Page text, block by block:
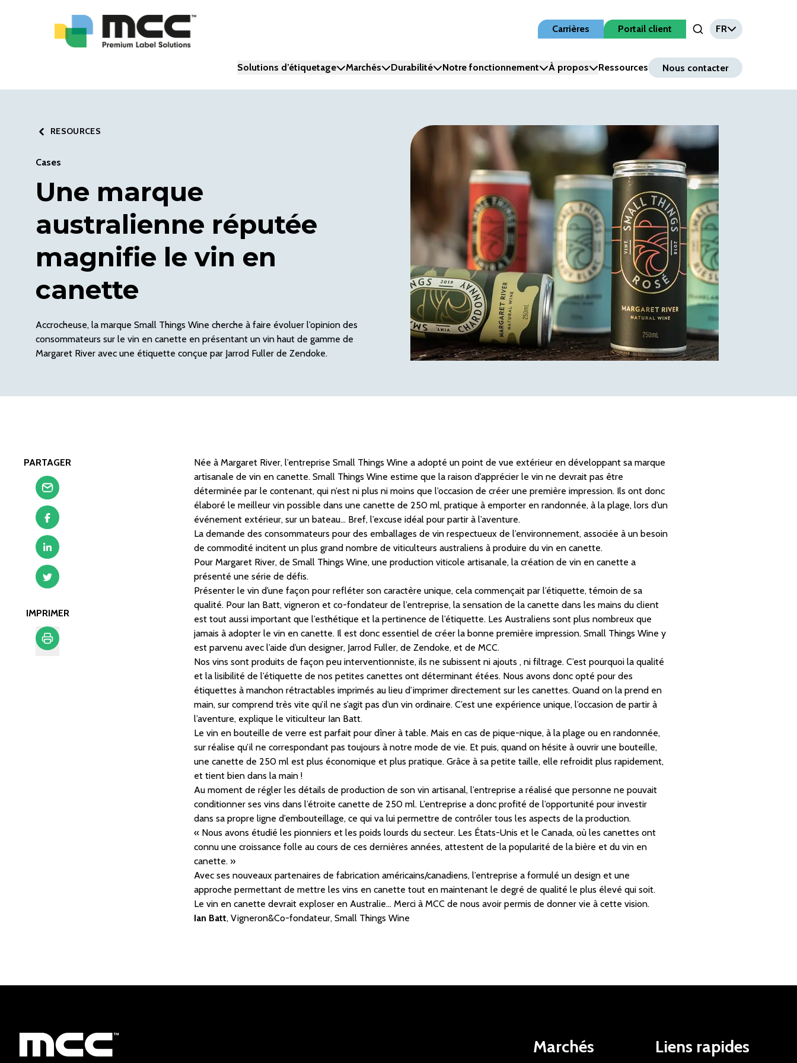
Carrières
Portail client
Open Search Input
FR
Solutions d’étiquetage Marchés Durabilité Notre fonctionnement À propos Ressources Nous contacter
RESOURCES
Cases
Une marque
australienne réputée
magnifie le vin en
canette
Accrocheuse, la marque Small Things Wine cherche à faire évoluer l’opinion des
consommateurs sur le vin en canette en présentant un vin haut de gamme de
Margaret River avec une étiquette conçue par Jarrod Fuller de Zendoke.
PARTAGER
IMPRIMER
Née à Margaret River, l’entreprise Small Things Wine a adopté un point de vue extérieur en développant sa marque
artisanale de vin en canette. Small Things Wine estime que la raison d’apprécier le vin ne devrait pas être
déterminée par le contenant, qui n’est ni plus ni moins que l’occasion de créer une première impression. Ils ont donc
élaboré le meilleur vin possible dans une canette de 250 ml, pratique à emporter en randonnée, à la plage, lors d’un
événement extérieur, sur un bateau… Bref, l’excuse idéal pour partir à l’aventure.
La demande des consommateurs pour des emballages de vin respectueux de l’environnement, associée à un besoin
de commodité incitent un plus grand nombre de viticulteurs australiens à produire du vin en canette.
Pour Margaret River, de Small Things Wine, une production viticole artisanale, la création de vin en canette a
présenté une série de défis.
Présenter le vin d’une façon pour refléter son caractère unique, cela commençait par l’étiquette, témoin de sa
qualité. Pour Ian Batt, vigneron et co-fondateur de l’entreprise, la sensation de la canette dans les mains du client
est tout aussi important que l’esthétique et la pertinence de l’étiquette. Les Australiens sont plus nombreux que
jamais à adopter le vin en canette. Il est donc essentiel de créer la bonne première impression. Small Things Wine y
est parvenu avec l’aide d’un designer, Jarrod Fuller, de Zendoke, et de MCC.
Nos vins sont produits de façon peu interventionniste, ils ne subissent ni ajouts , ni filtrage. C’est pourquoi la qualité
et la lisibilité de l’étiquette de nos petites canettes ont déterminant étées. Nous avons donc opté pour des
étiquettes à manchon rétractables imprimés au lieu d’imprimer directement sur les canettes. Quand on la prend en
main, sur comprend très vite qu’il ne s’agit pas d’un vin ordinaire. C’est une expérience unique, l’occasion de partir à
l’aventure, explique le viticulteur Ian Batt.
Le vin en bouteille de verre est parfait pour dîner à table. Mais en cas de pique-nique, à la plage ou en randonnée,
sur réalise qu’il ne correspondant pas toujours à notre mode de vie. Et puis, quand on hésite à ouvrir une bouteille,
une canette de 250 ml est plus économique et plus pratique. Grâce à sa petite taille, elle refroidit plus rapidement,
et tient bien dans la main !
Au moment de régler les détails de production de son vin artisanal, l’entreprise a réalisé que personne ne pouvait
conditionner ses vins dans l’étroite canette de 250 ml. L’entreprise a donc profité de l’opportunité pour investir
dans sa propre ligne d’embouteillage, ce qui va lui permettre de contrôler tous les aspects de la production.
« Nous avons étudié les pionniers et les poids lourds du secteur. Les États-Unis et le Canada, où les canettes ont
connu une croissance folle au cours de ces dernières années, attestent de la popularité de la bière et du vin en
canette. »
Avec ses nouveaux partenaires de fabrication américains/canadiens, l’entreprise a formulé un design et une
approche permettant de mettre les vins en canette tout en maintenant le degré de qualité le plus élevé qui soit.
Le vin en canette devrait exploser en Australie… Merci à MCC de nous avoir permis de donner vie à cette vision.
Ian Batt, Vigneron&Co-fondateur, Small Things Wine
Marchés Liens rapides